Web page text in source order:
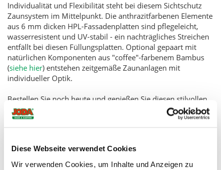
Diese Webseite verwendet Cookies
Wir verwenden Cookies, um Inhalte und Anzeigen zu
Individualität und Flexibilität steht bei diesem Sichtschutz
Zaunsystem im Mittelpunkt. Die anthrazitfarbenen Elemente
aus 6 mm dicken HPL-Fassadenplatten sind pflegeleicht,
wasserresistent und UV-stabil - ein nachträgliches Streichen
entfällt bei diesen Füllungsplatten. Optional gepaart mit
natürlichen Komponenten aus "coffee"-farbenem Bambus
(siehe hier) entstehen zeitgemäße Zaunanlagen mit
individueller Optik.
Bestellen Sie noch heute und genießen Sie diesen stilvollen
Zaun in Ihrem Garten und der Terrasse.
UV-stabile und pflegeleichte Fassaden-